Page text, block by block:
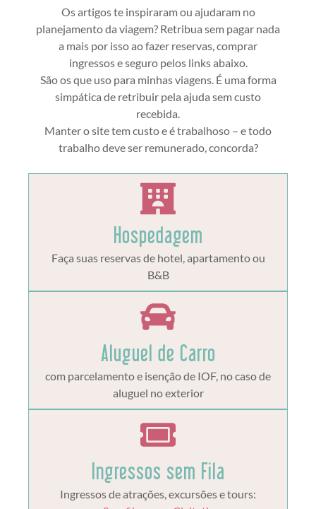
Os artigos te inspiraram ou ajudaram no
planejamento da viagem? Retribua sem pagar nada
a mais por isso ao fazer reservas, comprar
ingressos e seguro pelos links abaixo.
São os que uso para minhas viagens. É uma forma
simpática de retribuir pela ajuda sem custo
recebida.
Manter o site tem custo e é trabalhoso – e todo
trabalho deve ser remunerado, concorda?
Hospedagem
Faça suas reservas de hotel, apartamento ou
B&B
Aluguel de Carro
com parcelamento e isenção de IOF, no caso de
aluguel no exterior
Ingressos sem Fila
Ingressos de atrações, excursões e tours: